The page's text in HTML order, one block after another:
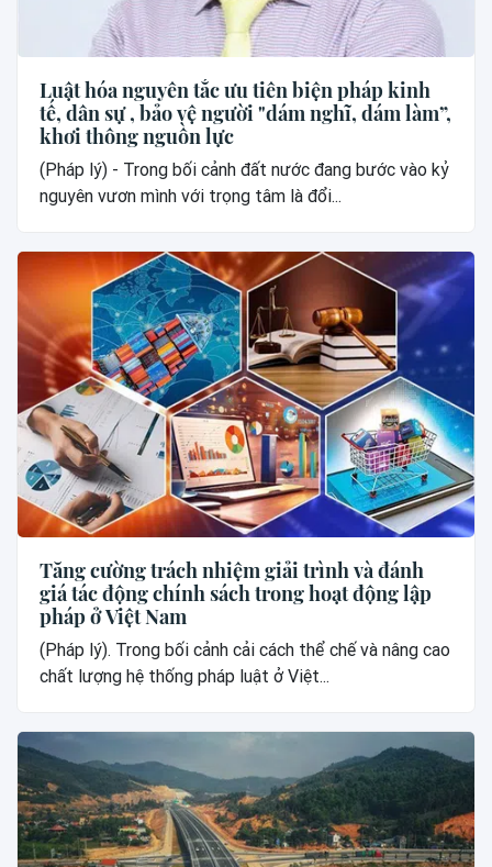
Luật hóa nguyên tắc ưu tiên biện pháp kinh
tế, dân sự , bảo vệ người "dám nghĩ, dám làm”,
khơi thông nguồn lực
(Pháp lý) - Trong bối cảnh đất nước đang bước vào kỷ
nguyên vươn mình với trọng tâm là đổi...
Tăng cường trách nhiệm giải trình và đánh
giá tác động chính sách trong hoạt động lập
pháp ở Việt Nam
(Pháp lý). Trong bối cảnh cải cách thể chế và nâng cao
chất lượng hệ thống pháp luật ở Việt...